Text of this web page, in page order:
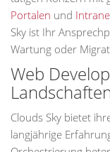
Portalen und
Sky ist Ihr
Wartung oder
Web
Clouds Sky bietet
langjährige